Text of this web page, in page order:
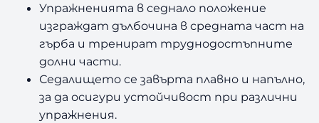
Упражненията в седнало положение
изграждат дълбочина в средната част на
гърба и тренират труднодостъпните
долни части.
Седалището се завърта плавно и напълно,
за да осигури устойчивост при различни
упражнения.